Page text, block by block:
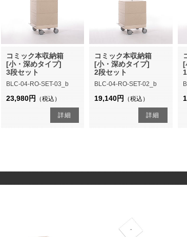
コミック本収納箱
[小・深めタイプ]
3段セット
BLC-04-RO-SET-03_b
23,980円 （税込）
詳細
コミック本収納箱
[小・深めタイプ]
2段セット
BLC-04-RO-SET-02_b
19,140円 （税込）
詳細
[